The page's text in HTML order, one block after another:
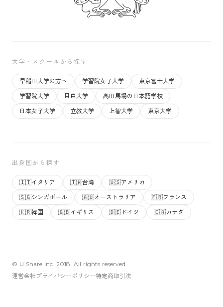
大学・スクールから探す
早稲田大学の方へ 学習院女子大学
東京富士大学
学習院大学
目白大学
高田馬場の日本語学校
日本女子大学
立教大学 上智大学 東京大学
出身国から探す
🇮🇹イタリア 🇹🇼台湾 🇺🇸アメリカ
🇸🇬シンガポール 🇦🇺オーストラリア 🇫🇷フランス
🇰🇷韓国 🇬🇧イギリス 🇩🇪 ドイツ 🇨🇦カナダ
© U Share Inc. 2018. All rights reserved
運営会社 プライバシーポリシー特定商取引法